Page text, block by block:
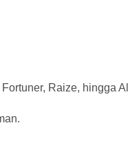
Raize, hingga